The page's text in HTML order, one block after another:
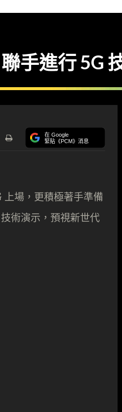
手進行 5G
在 Google
緊貼《PCM》消息
場，更積極著手準備
術演示，預視新世代